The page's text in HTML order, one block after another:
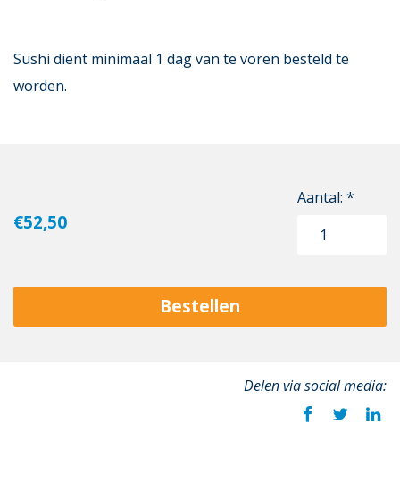
Sushi dient minimaal 1 dag van te voren besteld te
worden.
€52,50
Aantal: *
Bestellen
Delen via social media: